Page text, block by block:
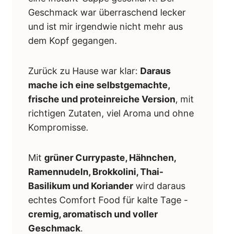
Geschmack war überraschend lecker
und ist mir irgendwie nicht mehr aus
dem Kopf gegangen.
Zurück zu Hause war klar: Daraus
mache ich eine selbstgemachte,
frische und proteinreiche Version, mit
richtigen Zutaten, viel Aroma und ohne
Kompromisse.
Mit grüner Currypaste, Hähnchen,
Ramennudeln, Brokkolini, Thai-
Basilikum und Koriander wird daraus
echtes Comfort Food für kalte Tage -
cremig, aromatisch und voller
Geschmack.